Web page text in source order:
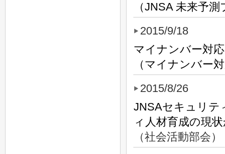
（JNSA 未来予
2015/9/18
マイナンバー対
（マイナンバー
2015/8/26
JNSAセキュリテ
ィ人材育成の現
（社会活動部会）